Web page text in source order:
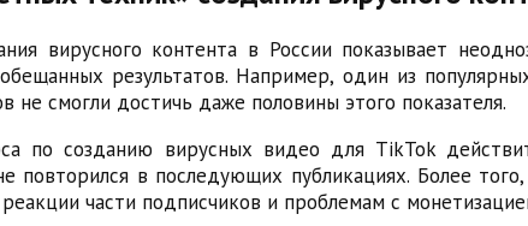
вирусного контента в России показывает
результатов. Например, один из
не смогли достичь даже половины этого показателя.
по созданию вирусных видео для TikTok
в последующих публикациях. Более
части подписчиков и проблемам с